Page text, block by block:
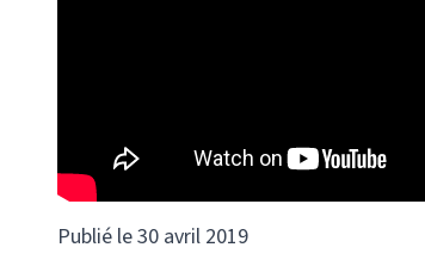
Publié le 30 avril 2019